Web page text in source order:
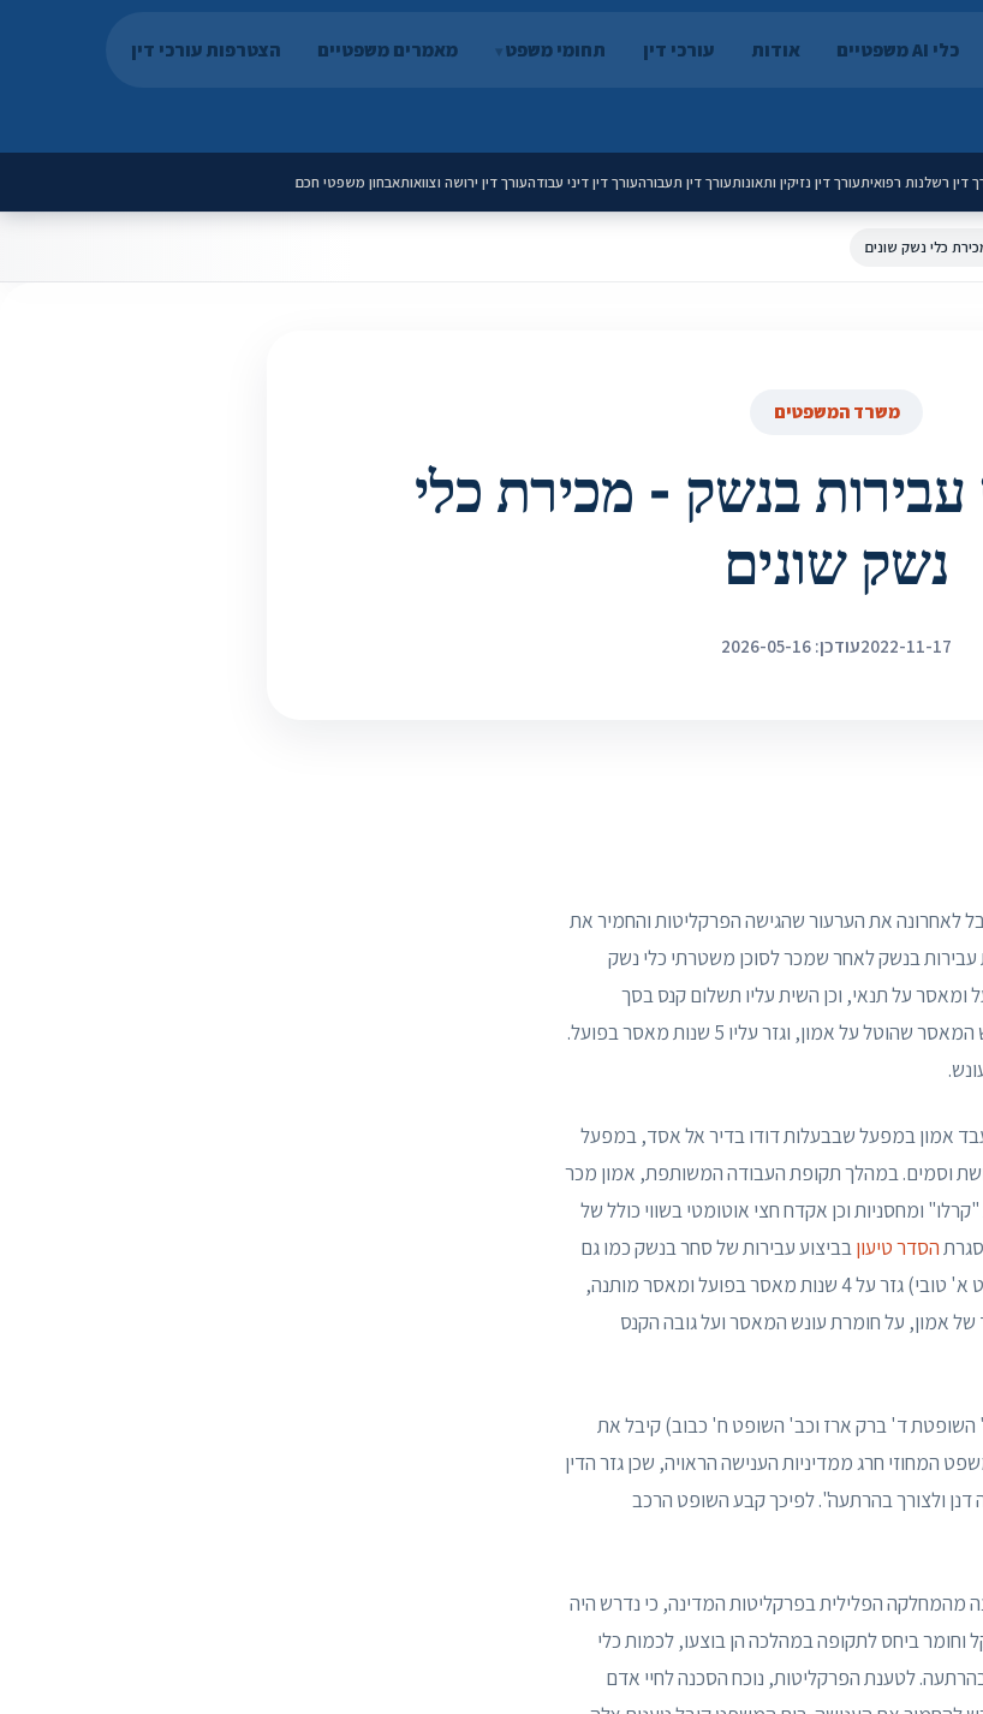
כלי AI משפטיים אודות עורכי דין תחומי משפט מאמרים משפטיים הצטרפות עורכי דין
דין רשלנות רפואיתעורך דין נזיקין ותאונותעורך דין תעבורהעורך דין דיני עבודהעורך דין ירושה וצוואותאבחון משפטי חכם
כלי נשק שונים
משרד המשפטים
בנשק - מכירת כלי
נשק שונים
2022-11-17עודכן: 2026-05-16
לאחרונה את הערעור שהגישה הפרקליטות והחמיר את
בנשק לאחר שמכר לסוכן משטרתי כלי נשק
גזר על אמון 4 שנות מאסר בפועל ומאסר על תנאי, וכן השית עליו תשלום קנס בסך
60,000 ₪. במסגרת פסק הדין החמיר בית המשפט העליון את עונש המאסר שהוטל על אמון, וגזר עליו 5 שנות מאסר בפועל.
אמון במפעל שבבעלות דודו בדיר אל אסד, במפעל
וסמים. במהלך תקופת העבודה המשותפת, אמון מכר
ומחסניות וכן אקדח חצי אוטומטי בשווי כולל של
הסדר טיעוןבביצוע עבירות של סחר בנשק כמו גם
החזקה, נשיאה והובלה של נשק. בית המשפט המחוזי בחיפה (השופט א' טובי) גזר על 4 שנות מאסר בפועל ומאסר מותנה,
האחד של אמון, על חומרת עונש המאסר ועל גובה הקנס
ד' ברק ארז וכב' השופט ח' כבוב) קיבל את
המחוזי חרג ממדיניות הענישה הראויה, שכן גזר הדין
דנן ולצורך בהרתעה". לפיכך קבע השופט הרכב
הפלילית בפרקליטות המדינה, כי נדרש היה
ביחס לתקופה במהלכה הן בוצעו, לכמות כלי
לטענת הפרקליטות, נוכח הסכנה לחיי אדם